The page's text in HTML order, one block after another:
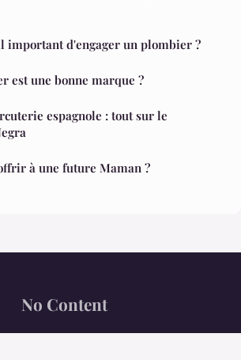
important d'engager un plombier ?
est une bonne marque ?
espagnole : tout sur le
à une future Maman ?
No Content